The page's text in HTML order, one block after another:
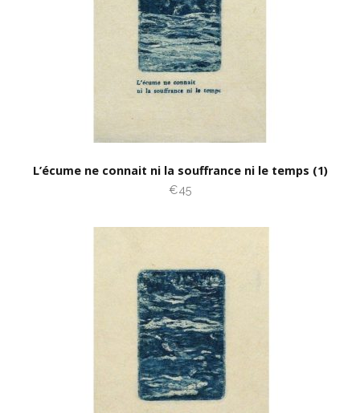
L’écume ne connait ni la souffrance ni le temps (1)
€45